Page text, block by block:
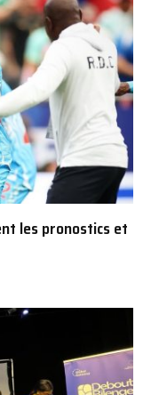
les pronostics et